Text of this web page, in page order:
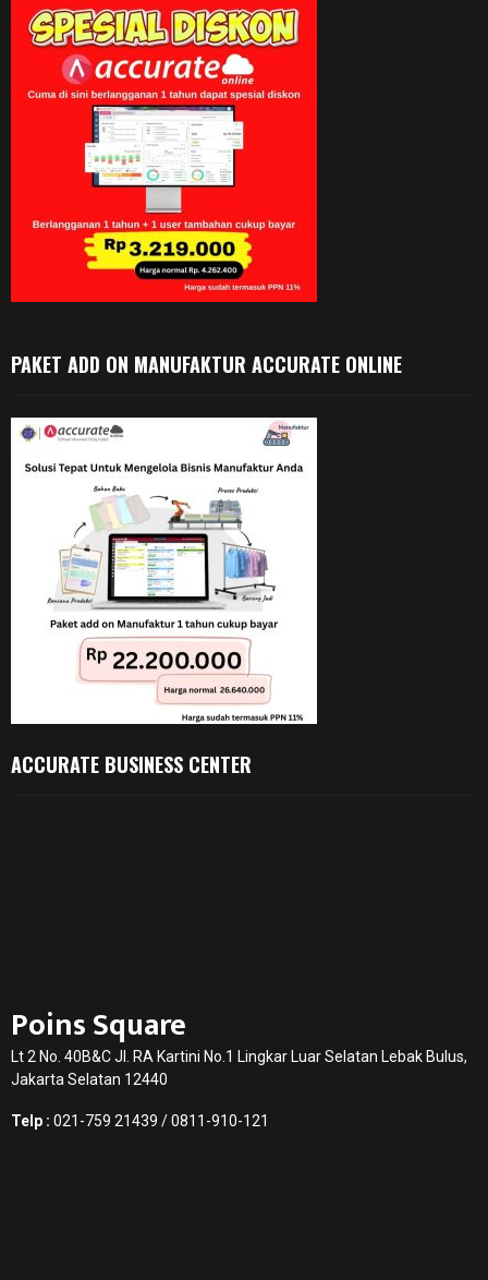
PAKET ADD ON MANUFAKTUR ACCURATE ONLINE
ACCURATE BUSINESS CENTER
Poins Square
Lt 2 No. 40B&C Jl. RA Kartini No.1 Lingkar Luar Selatan Lebak Bulus,
Jakarta Selatan 12440
Telp : 021-759 21439 / 0811-910-121